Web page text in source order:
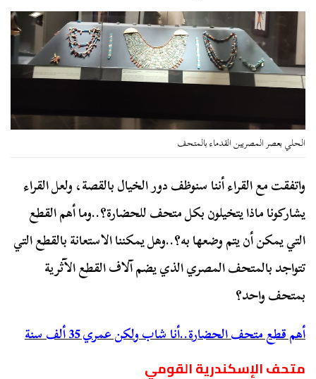
الحلي بعصر المصريين القدماء بالمتحف
واتفقت مع القراء أننا سنوظف دور الخيال بالقصة، ولعل القراء
يشاركونا ماذا يتخيلون بكل متحف للحضارة؟..وما أهم القطع
التي يمكن أن يتم وضعها به؟..وهل يمكننا الاستعانة بالقطع التي
تتواجد بالمتحف المصري الذي يضم آلاف القطع الآثرية
بمتحف واحد؟
أهم قطع متحف الحضارة..أنا شاب ولكن عمري 35 ألف سنة
متحف الإسكندرية القومي